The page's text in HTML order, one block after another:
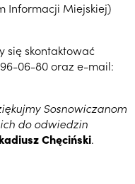
Informacji Miejskiej)
się skontaktować
06-80 oraz e-mail:
Sosnowiczanom
do odwiedzin
Chęciński.